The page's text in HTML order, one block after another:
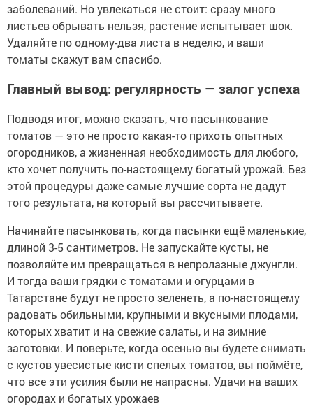
заболеваний. Но увлекаться не стоит: сразу много
листьев обрывать нельзя, растение испытывает шок.
Удаляйте по одному-два листа в неделю, и ваши
томаты скажут вам спасибо.
Главный вывод: регулярность — залог успеха
Подводя итог, можно сказать, что пасынкование
томатов — это не просто какая-то прихоть опытных
огородников, а жизненная необходимость для любого,
кто хочет получить по-настоящему богатый урожай. Без
этой процедуры даже самые лучшие сорта не дадут
того результата, на который вы рассчитываете.
Начинайте пасынковать, когда пасынки ещё маленькие,
длиной 3-5 сантиметров. Не запускайте кусты, не
позволяйте им превращаться в непролазные джунгли.
И тогда ваши грядки с томатами и огурцами в
Татарстане будут не просто зеленеть, а по-настоящему
радовать обильными, крупными и вкусными плодами,
которых хватит и на свежие салаты, и на зимние
заготовки. И поверьте, когда осенью вы будете снимать
с кустов увесистые кисти спелых томатов, вы поймёте,
что все эти усилия были не напрасны. Удачи на ваших
огородах и богатых урожаев